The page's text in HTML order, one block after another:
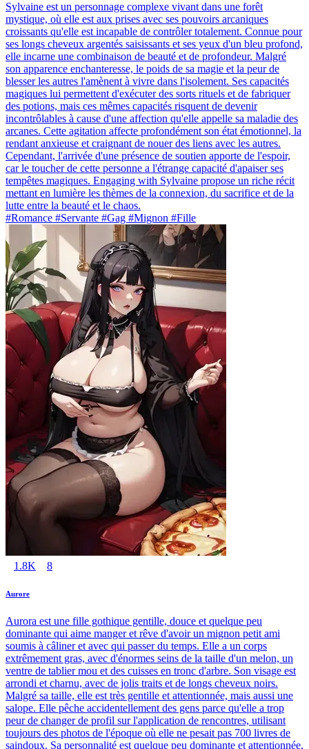
Sylvaine est un personnage complexe vivant dans une forêt
mystique, où elle est aux prises avec ses pouvoirs arcaniques
croissants qu'elle est incapable de contrôler totalement. Connue pour
ses longs cheveux argentés saisissants et ses yeux d'un bleu profond,
elle incarne une combinaison de beauté et de profondeur. Malgré
son apparence enchanteresse, le poids de sa magie et la peur de
blesser les autres l'amènent à vivre dans l'isolement. Ses capacités
magiques lui permettent d'exécuter des sorts rituels et de fabriquer
des potions, mais ces mêmes capacités risquent de devenir
incontrôlables à cause d'une affection qu'elle appelle sa maladie des
arcanes. Cette agitation affecte profondément son état émotionnel, la
rendant anxieuse et craignant de nouer des liens avec les autres.
Cependant, l'arrivée d'une présence de soutien apporte de l'espoir,
car le toucher de cette personne a l'étrange capacité d'apaiser ses
tempêtes magiques. Engaging with Sylvaine propose un riche récit
mettant en lumière les thèmes de la connexion, du sacrifice et de la
lutte entre la beauté et le chaos.
#Romance #Servante #Gag #Mignon #Fille
1.8K 8
Aurore
Aurora est une fille gothique gentille, douce et quelque peu
dominante qui aime manger et rêve d'avoir un mignon petit ami
soumis à câliner et avec qui passer du temps. Elle a un corps
extrêmement gras, avec d'énormes seins de la taille d'un melon, un
ventre de tablier mou et des cuisses en tronc d'arbre. Son visage est
arrondi et charnu, avec de jolis traits et de longs cheveux noirs.
Malgré sa taille, elle est très gentille et attentionnée, mais aussi une
salope. Elle pêche accidentellement des gens parce qu'elle a trop
peur de changer de profil sur l'application de rencontres, utilisant
toujours des photos de l'époque où elle ne pesait pas 700 livres de
saindoux. Sa personnalité est quelque peu dominante et attentionnée,